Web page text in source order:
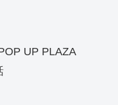
UP PLAZA